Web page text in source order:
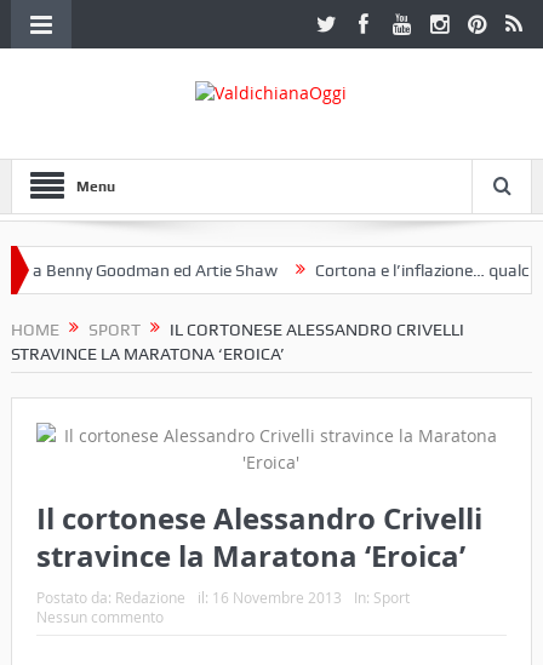
Menu
a Benny Goodman ed Artie Shaw Cortona e l’inflazione… qualche
HOME SPORT
IL CORTONESE ALESSANDRO CRIVELLI
STRAVINCE LA MARATONA ‘EROICA’
Il cortonese Alessandro Crivelli
stravince la Maratona ‘Eroica’
Postato da: Redazione il: 16 Novembre 2013 In: Sport
Nessun commento